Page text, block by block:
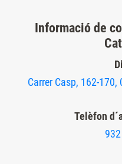
Informació de
Carrer Casp, 162-
Telèfon